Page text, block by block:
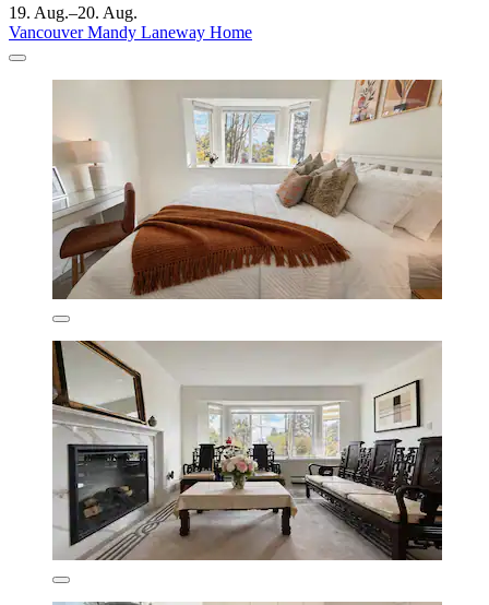
19. Aug.–20. Aug.
Vancouver Mandy Laneway Home